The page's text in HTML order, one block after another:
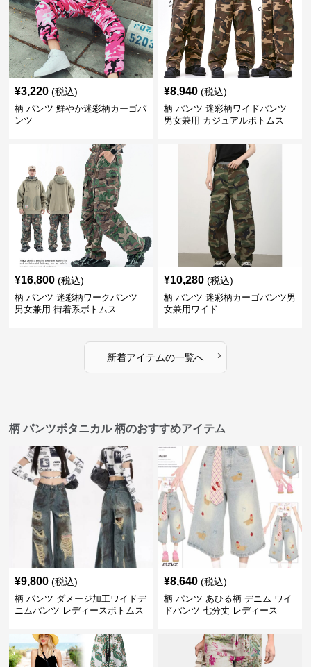
¥3,220 (税込)
柄 パンツ 鮮やか迷彩柄カーゴパ
ンツ
¥8,940 (税込)
柄 パンツ 迷彩柄ワイドパンツ
男女兼用 カジュアルボトムス
¥16,800 (税込)
柄 パンツ 迷彩柄ワークパンツ
男女兼用 街着系ボトムス
¥10,280 (税込)
柄 パンツ 迷彩柄カーゴパンツ男
女兼用ワイド
新着アイテムの一覧へ ›
柄 パンツボタニカル 柄のおすすめアイテム
¥9,800 (税込)
柄 パンツ ダメージ加工ワイドデ
ニムパンツ レディースボトムス
¥8,640 (税込)
柄 パンツ あひる柄 デニム ワイ
ドパンツ 七分丈 レディース